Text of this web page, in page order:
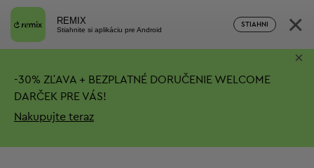
REMIX
Stiahnite si aplikáciu pre Android
STIAHNI ×
-30% ZĽAVA + BEZPLATNÉ DORUČENIE WELCOME
DARČEK PRE VÁS!
Nakupujte teraz
×